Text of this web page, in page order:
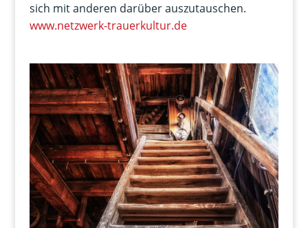
sich mit anderen darüber auszutauschen.
www.netzwerk-trauerkultur.de